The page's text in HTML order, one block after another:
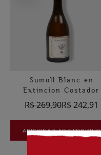
Sumoll Blanc en
Extincion Costador
R$ 269,90R$ 242,91
ADICIONAR AO CARRINHO